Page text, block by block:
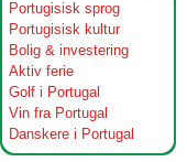
Portugisisk sprog
Portugisisk kultur
Bolig & investering
Aktiv ferie
Golf i Portugal
Vin fra Portugal
Danskere i Portugal